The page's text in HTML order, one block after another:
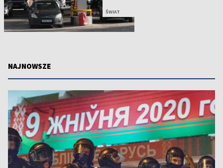
ŚWIAT
NAJNOWSZE